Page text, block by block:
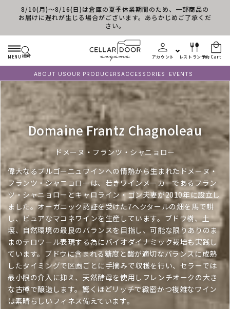
Skip to content
8/10(月)～8/16(日)は倉庫の夏季休業期間のため、一部商品の
お届けに遅れが生じる場合がございます。あらかじめご了承くだ
さい。
MENU 検索 アカウント レストラン予約 Cart
ABOUT US OUR PRODUCERSACCESSORIES EVENTS
C
o
l
l
e
c
t
i
o
n
:
Domaine Frantz Chagnoleau
ドメーヌ・フランツ・シャニョロー
偉大なるブルゴーニュワインへの情熱から生まれたドメーヌ・
フランツ・シャニョローは、若きワインメーカーであるフラン
ツ・シャニョローとキャロライン・ゴン夫妻が2010年に設立し
ました。オーガニック認証を受けた7ヘクタールの畑を馬で耕
し、ピュアなマコネワインを生産しています。ブドウ樹、土
壌、自然環境の最良のバランスを目指し、可能な限りありのま
まのテロワール表現する為にバイオダイナミック栽培も実践し
ています。ブドウに含まれる糖度と酸が適切なバランスに成熟
したタイミングで区画ごとに手摘みで収穫を行い、セラーでは
最小限の介入に抑え、天然酵母を使用しフレンチオークの大き
な古樽で醸造します。驚くほどリッチで緻密かつ複雑なワイン
は素晴らしいフィネス備えています。